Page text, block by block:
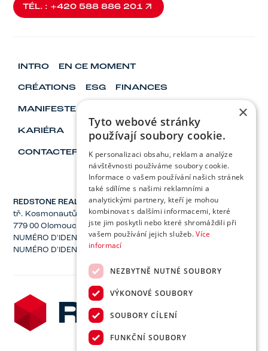
TÉL. : +420 588 886 201
TÉL. : +420 588 886 201
REDSTONE REAL ESTATE, Inc.
tř. Kosmonautů 1221/2a
779 00 Olomouc
NUMÉRO D'IDENTIFICATION : 04137582
NUMÉRO D'IDENTIFICATION FISCALE : CZ04137582
INTRO EN CE MOMENT
CRÉATIONS ESG FINANCES
MANIFESTE
KARIÉRA
CONTACTER
×
Tyto webové stránky
používají soubory cookie.
K personalizaci obsahu, reklam a analýze
návštěvnosti používáme soubory cookie.
Informace o vašem používání našich stránek
také sdílíme s našimi reklamními a
analytickými partnery, kteří je mohou
kombinovat s dalšími informacemi, které
jste jim poskytli nebo které shromáždili při
vašem používání jejich služeb.Více
informací
NEZBYTNĚ NUTNÉ SOUBORY
VÝKONOVÉ SOUBORY
SOUBORY CÍLENÍ
FUNKČNÍ SOUBORY